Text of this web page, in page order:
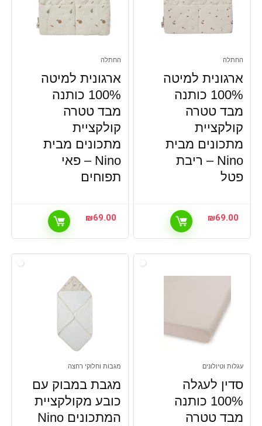
החתלה
ארגונית למיטה
100% כותנה
מבד טטרה
קולקציית
מתכונים מבית
Nino – ריבת
פטל
₪69.00
החתלה
ארגונית למיטה
100% כותנה
מבד טטרה
קולקציית
מתכונים מבית
Nino – פאי
תפוחים
₪69.00
עגלות וטיולונים
סדין לעגלה
100% כותנה
מבד טטרה
מגבות וחלוקי רחצה
מגבת במבוק עם
כובע מקולקציית
המתכונים Nino